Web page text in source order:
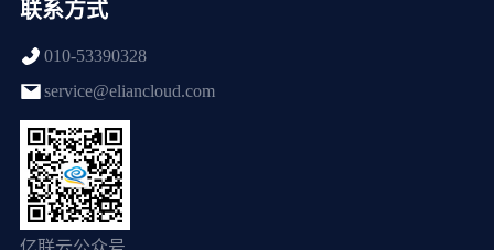
联系方式
010-53390328
service@eliancloud.com